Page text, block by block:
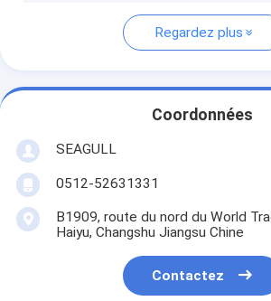
Regardez plus
Coordonnées
SEAGULL
0512-52631331
B1909, route du nord du World
Haiyu, Changshu Jiangsu Chine
Contactez